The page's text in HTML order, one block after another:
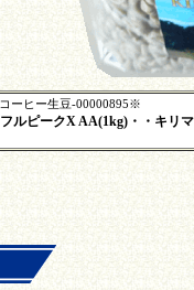
ーヒー生豆-00000895※
ピークX AA(1kg)・・キリ